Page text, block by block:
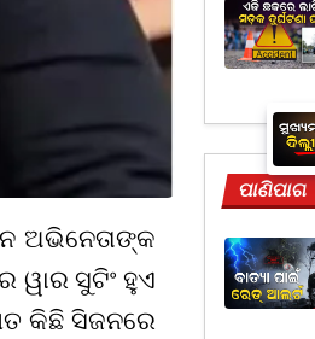
ଅଭିନେତାଙ୍କ
ସୁଟିଂ ହୁଏ
କିଛି ସିଜନରେ
ପାଣିପାଗ